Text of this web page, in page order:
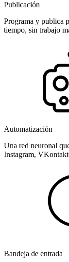
Publicación
Programa y publica
tiempo, sin trabajo
Automatización
Una red neuronal
Instagram,
Bandeja de entrada